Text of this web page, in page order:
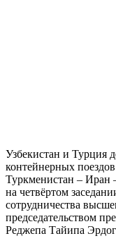
Узбекистан и Турция
контейнерных
Туркменистан – Иран
на четвёртом
сотрудничества
председательством
Реджепа Тайипа